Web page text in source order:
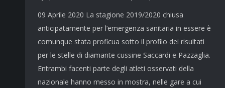
09 Aprile 2020 La stagione 2019/2020 chiusa
anticipatamente per l’emergenza sanitaria in essere è
comunque stata proficua sotto il profilo dei risultati
per le stelle di diamante cussine Saccardi e Pazzaglia.
Entrambi facenti parte degli atleti osservati della
nazionale hanno messo in mostra, nelle gare a cui